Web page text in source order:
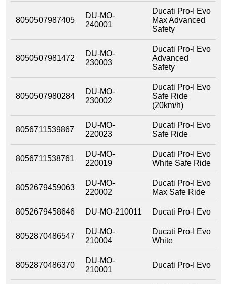
8050507987405
DU-MO-
240001
Ducati Pro-I Evo
Max Advanced
Safety
8050507981472
DU-MO-
230003
Ducati Pro-I Evo
Advanced
Safety
8050507980284
DU-MO-
230002
Ducati Pro-I Evo
Safe Ride
(20km/h)
8056711539867
DU-MO-
220023
Ducati Pro-I Evo
Safe Ride
8056711538761
DU-MO-
220019
Ducati Pro-I Evo
White Safe Ride
8052679459063
DU-MO-
220002
Ducati Pro-I Evo
Max Safe Ride
8052679458646 DU-MO-210011 Ducati Pro-I Evo
8052870486547
DU-MO-
210004
Ducati Pro-I Evo
White
8052870486370
DU-MO-
210001
Ducati Pro-I Evo